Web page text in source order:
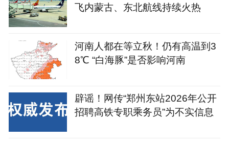
飞内蒙古、东北航线持续火热
河南人都在等立秋！仍有高温到3
8℃ “白海豚”是否影响河南
辟谣！网传“郑州东站2026年公开
招聘高铁专职乘务员”为不实信息